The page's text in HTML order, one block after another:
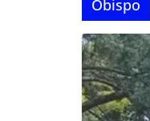
Obispo